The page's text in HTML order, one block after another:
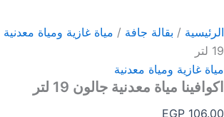
الرئيسية / بقالة جافة / مياة غازية ومياة معدنية
19 لتر
مياة غازية ومياة معدنية
اكوافينا مياة معدنية جالون 19 لتر
EGP106.00